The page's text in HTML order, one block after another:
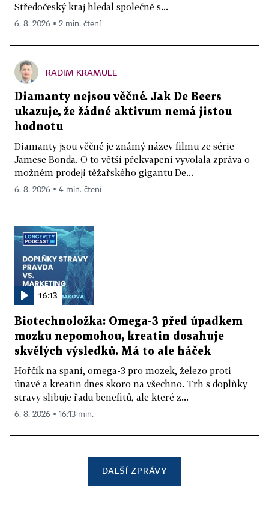
Středočeský kraj hledal společně s...
6. 8. 2026 ▪ 2 min. čtení
RADIM KRAMULE
Diamanty nejsou věčné. Jak De Beers
ukazuje, že žádné aktivum nemá jistou
hodnotu
Diamanty jsou věčné je známý název filmu ze série
Jamese Bonda. O to větší překvapení vyvolala zpráva o
možném prodeji těžařského gigantu De...
6. 8. 2026 ▪ 4 min. čtení
16:13
Biotechnoložka: Omega-3 před úpadkem
mozku nepomohou, kreatin dosahuje
skvělých výsledků. Má to ale háček
Hořčík na spaní, omega-3 pro mozek, železo proti
únavě a kreatin dnes skoro na všechno. Trh s doplňky
stravy slibuje řadu benefitů, ale které z...
6. 8. 2026 ▪ 16:13 min.
DALŠÍ ZPRÁVY